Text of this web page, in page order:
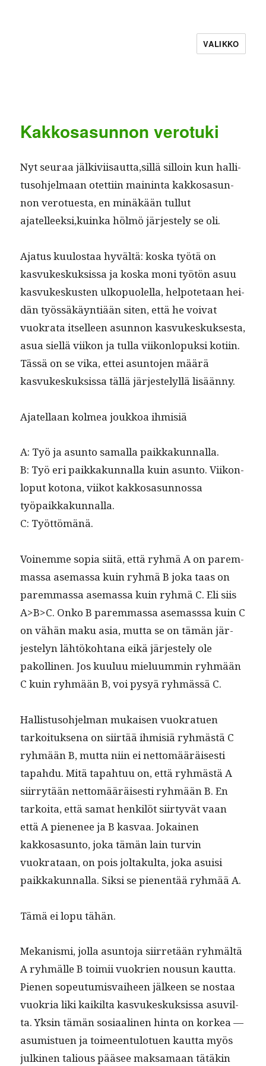
VALIKKO
Kakkosasunnon verotuki
Nyt seu­raa jälkiviisautta,sillä sil­loin kun hal­li­
tu­so­hjel­maan otet­ti­in main­in­ta kakkosasun­
non verotues­ta, en minäkään tul­lut
ajatelleeksi,kuinka hölmö jär­jeste­ly se oli.
Aja­tus kuu­lostaa hyvältä: kos­ka työtä on
kasvukeskuk­sis­sa ja kos­ka moni työtön asuu
kasvukeskusten ulkop­uolel­la, helpote­taanhei­
dän työssäkäyn­tiään siten, että he voivat
vuokra­ta itselleen asun­non kasvukeskuk­ses­ta,
asua siel­lä viikon ja tul­la viikon­lopuk­si koti­in.
Tässä on se vika, ettei asun­to­jen määrä
kasvukeskuk­sis­sa täl­lä jär­jeste­lyl­lä lisäänny.
Ajatel­laan kolmea joukkoa ihmisiä
A: Työ ja asun­to samal­la paikkakunnalla.
B: Työ eri paikkakun­nal­la kuin asun­to. Viikon­
lop­ut kotona, viikot kakkosasun­nos­sa
työpaikkakunnalla.
C: Työttömänä.
Voinemme sopia siitä, että ryh­mä A on parem­
mas­sa ase­mas­sa kuin ryh­mä B joka taas on
parem­mas­sa ase­mas­sa kuin ryh­mä C. Eli siis
A>B>C. Onko B parem­mas­sa ase­mass­sa kuin C
on vähän maku asia, mut­ta se on tämän jär­
jeste­lyn lähtöko­htana eikä jär­jeste­ly ole
pakolli­nen. Jos kuu­luu mielu­um­min ryh­mään
C kuin ryh­mään B, voi pysyä ryh­mässä C.
Hal­lis­tu­so­hjel­man mukaisen vuokrat­uen
tarkoituk­se­na on siirtää ihmisiä ryh­mästä C
ryh­mään B, mut­ta niin ei net­tomääräis­es­ti
tapah­du. Mitä tapah­tuu on, että ryh­mästä A
siir­ry­tään net­tomääräis­es­ti ryh­mään B. En
tarkoi­ta, että samat henkilöt siir­tyvät vaan
että A piene­nee ja B kas­vaa. Jokainen
kakkosasun­to, joka tämän lain turvin
vuokrataan, on pois joltakul­ta, joka asu­isi
paikkakun­nal­la. Sik­si se pienen­tää ryh­mää A.
Tämä ei lopu tähän.
Mekanis­mi, jol­la asun­to­ja siir­retään ryh­mältä
A ryh­mälle B toimii vuokrien nousun kaut­ta.
Pienen sopeu­tu­mis­vai­heen jäl­keen se nos­taa
vuokria liki kaik­il­ta kasvukeskuk­sis­sa asuvil­
ta. Yksin tämän sosi­aa­li­nen hin­ta on korkea —
asum­istuen ja toimeen­tu­lotuen kaut­ta myös
julki­nen tal­ious pääsee mak­samaan tätäkin